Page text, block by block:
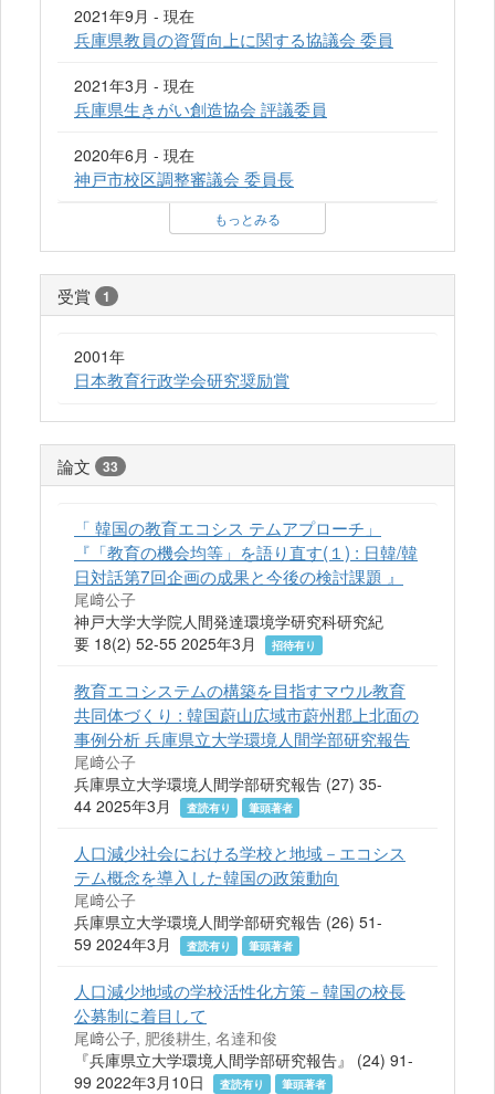
2021年9月 - 現在
兵庫県教員の資質向上に関する協議会 委員
2021年3月 - 現在
兵庫県生きがい創造協会 評議委員
2020年6月 - 現在
神戸市校区調整審議会 委員長
もっとみる
受賞 1
2001年
日本教育行政学会研究奨励賞
論文 33
「 韓国の教育エコシス テムアプローチ」
『「教育の機会均等」を語り直す(１) : 日韓/韓
日対話第7回企画の成果と今後の検討課題 』
尾﨑公子
神戸大学大学院人間発達環境学研究科研究紀
要 18(2) 52-55 2025年3月
招待有り
教育エコシステムの構築を目指すマウル教育
共同体づくり : 韓国蔚山広域市蔚州郡上北面の
事例分析 兵庫県立大学環境人間学部研究報告
尾﨑公子
兵庫県立大学環境人間学部研究報告 (27) 35-
44 2025年3月
査読有り 筆頭著者
人口減少社会における学校と地域－エコシス
テム概念を導入した韓国の政策動向
尾﨑公子
兵庫県立大学環境人間学部研究報告 (26) 51-
59 2024年3月
査読有り 筆頭著者
人口減少地域の学校活性化方策－韓国の校長
公募制に着目して
尾﨑公子, 肥後耕生, 名達和俊
『兵庫県立大学環境人間学部研究報告』 (24) 91-
99 2022年3月10日
査読有り 筆頭著者